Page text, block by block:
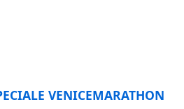
VENICEMARATHON